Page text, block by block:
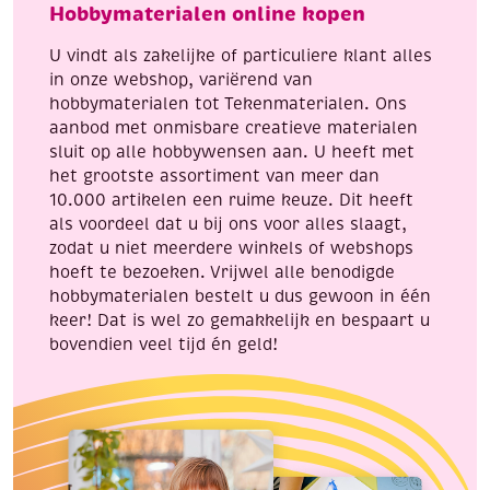
aantal
aantal
Hobbymaterialen online kopen
U vindt als zakelijke of particuliere klant alles
in onze webshop, variërend van
hobbymaterialen tot Tekenmaterialen. Ons
aanbod met onmisbare creatieve materialen
sluit op alle hobbywensen aan. U heeft met
het grootste assortiment van meer dan
10.000 artikelen een ruime keuze. Dit heeft
als voordeel dat u bij ons voor alles slaagt,
zodat u niet meerdere winkels of webshops
hoeft te bezoeken. Vrijwel alle benodigde
hobbymaterialen bestelt u dus gewoon in één
keer! Dat is wel zo gemakkelijk en bespaart u
bovendien veel tijd én geld!